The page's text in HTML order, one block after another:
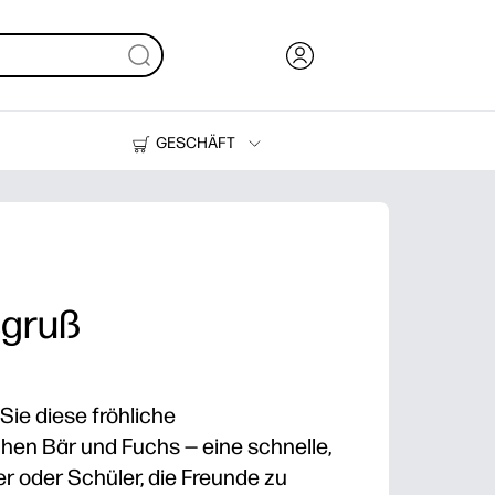
GESCHÄFT
Drucker
diese fröhliche
Bär und Fuchs — eine schnelle,
oder Schüler, die Freunde zu